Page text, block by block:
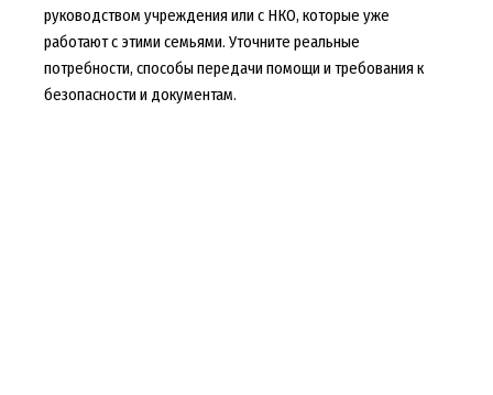
руководством учреждения или с НКО, которые уже
работают с этими семьями. Уточните реальные
потребности, способы передачи помощи и требования к
безопасности и документам.